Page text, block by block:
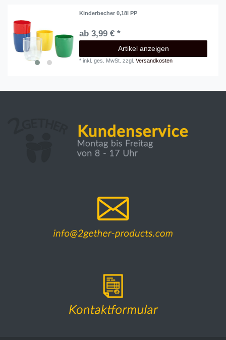
Kinderbecher 0,18l PP
ab 3,99 € *
Artikel anzeigen
*inkl. ges. MwSt. zzgl.Versandkosten